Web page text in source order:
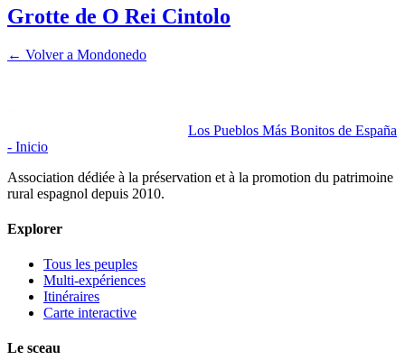
Grotte de O Rei Cintolo
← Volver a Mondonedo
Los Pueblos Más Bonitos de España
- Inicio
Association dédiée à la préservation et à la promotion du patrimoine
rural espagnol depuis 2010.
Explorer
Tous les peuples
Multi-expériences
Itinéraires
Carte interactive
Le sceau